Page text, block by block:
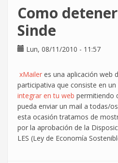
el
Como
Sinde
Lun, 08/11/2010 - 11:57
xMailer es una aplicación web
participativa que consiste en un
integrar en tu web permitiendo
pueda enviar un mail a todas/
esta ocasión tratamos de
por la aprobación de la
LES (Ley de Economía